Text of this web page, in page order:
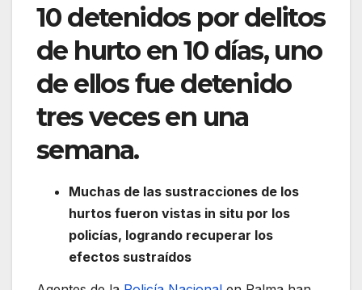
10 detenidos por delitos
de hurto en 10 días, uno
de ellos fue detenido
tres veces en una
semana.
Muchas de las sustracciones de los
hurtos fueron vistas in situ por los
policías, logrando recuperar los
efectos sustraídos